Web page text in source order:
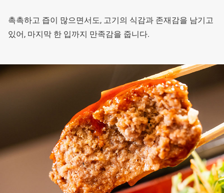
촉촉하고 즙이 많으면서도, 고기의 식감과 존재감을 남기고
있어, 마지막 한 입까지 만족감을 줍니다.